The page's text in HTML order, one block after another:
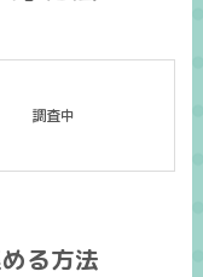
調査中
る方法